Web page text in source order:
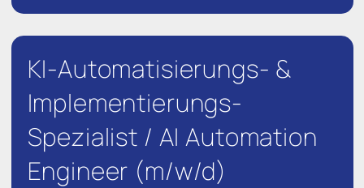
KI-Automatisierungs- &
Implementierungs-
Spezialist / AI Automation
Engineer (m/w/d)